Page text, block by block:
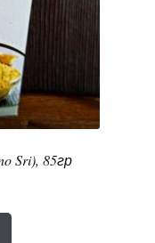
Sri), 85гр